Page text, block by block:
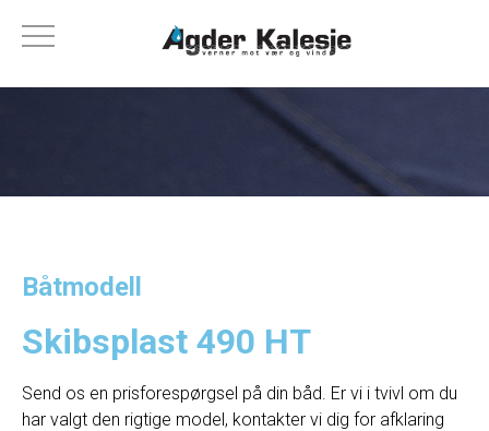
Båtmodell
Skibsplast 490 HT
Send os en prisforespørgsel på din båd. Er vi i tvivl om du
har valgt den rigtige model, kontakter vi dig for afklaring